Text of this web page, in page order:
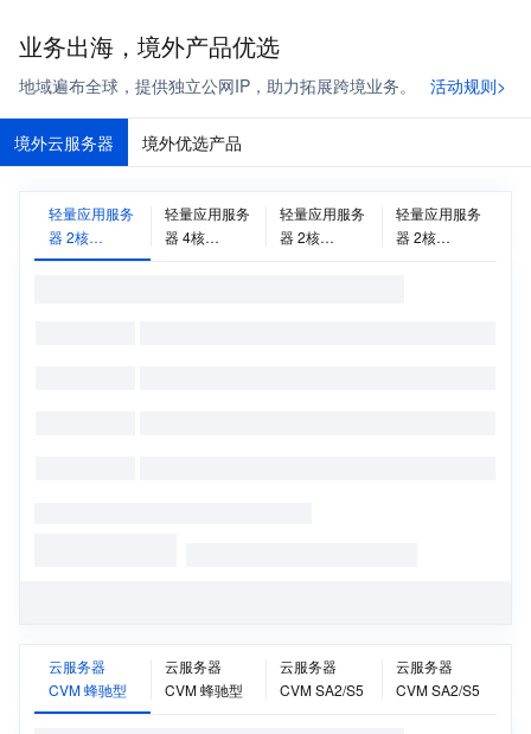
业务出海，境外产品优选
地域遍布全球，提供独立公网IP，助力拓展跨境业务。 活动规则>
境外云服务器 境外优选产品
轻量应用服务
器 2核
2G20M
轻量应用服务
器 4核
轻量应用服务
器 2核
轻量应用服务
器 2核
云服务器
CVM 蜂驰型
云服务器
CVM 蜂驰型
云服务器
CVM SA2/S5
云服务器
CVM SA2/S5